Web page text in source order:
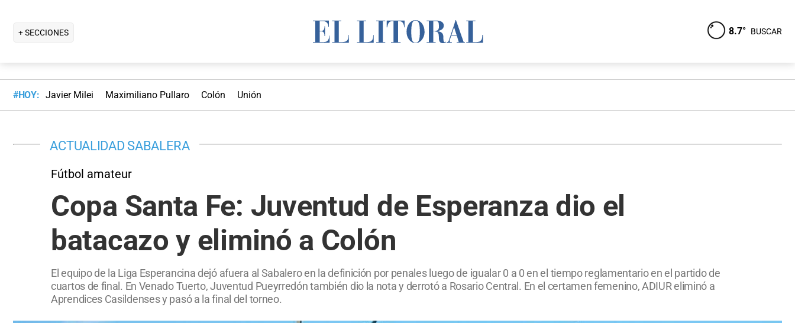
+ SECCIONES 8.7° BUSCAR
#HOY: Javier Milei Maximiliano Pullaro Colón Unión
ACTUALIDAD SABALERA
Fútbol amateur
Copa Santa Fe: Juventud de Esperanza dio el
batacazo y eliminó a Colón
El equipo de la Liga Esperancina dejó afuera al Sabalero en la definición por penales luego de igualar 0 a 0 en el tiempo reglamentario en el partido de
cuartos de final. En Venado Tuerto, Juventud Pueyrredón también dio la nota y derrotó a Rosario Central. En el certamen femenino, ADIUR eliminó a
Aprendices Casildenses y pasó a la final del torneo.